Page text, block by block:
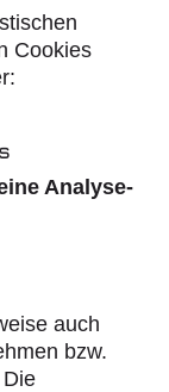
Cookies
Analyse-
auch
bzw.